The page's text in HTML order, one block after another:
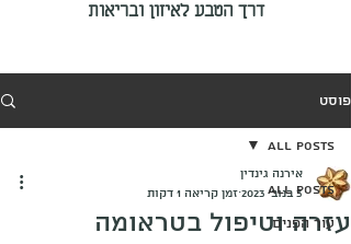
דרך הטבע לאיזון ובריאות
פוסט
All Posts
עור הפנים
All Posts
עזרה וטיפול בטראומה
אירנה גינדין
3 בנוב׳ 2023
זמן קריאה 1 דקות